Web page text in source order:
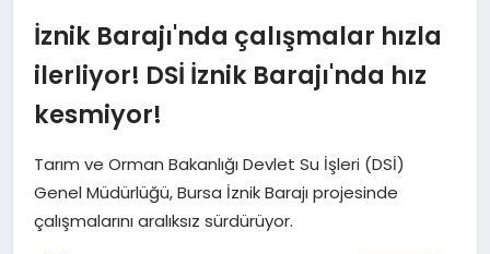
SPOR
SAĞLIK
İznik Barajı'nda çalışmalar hızla
ilerliyor! DSİ İznik Barajı'nda hız
kesmiyor!
Tarım ve Orman Bakanlığı Devlet Su İşleri (DSİ)
Genel Müdürlüğü, Bursa İznik Barajı projesinde
çalışmalarını aralıksız sürdürüyor.